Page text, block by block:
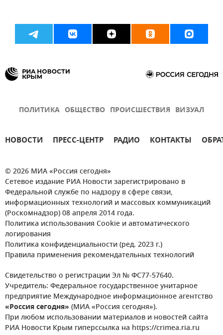
ПОЛИТИКА ОБЩЕСТВО ПРОИСШЕСТВИЯ ВИЗУАЛ
НОВОСТИ ПРЕСС-ЦЕНТР РАДИО КОНТАКТЫ
© 2026 МИА «Россия сегодня»
Сетевое издание РИА Новости зарегистрировано в
Федеральной службе по надзору в сфере связи,
информационных технологий и массовых коммуникаций
(Роскомнадзор) 08 апреля 2014 года.
Политика использования Cookie и автоматического
логирования
Политика конфиденциальности (ред. 2023 г.)
Правила применения рекомендательных технологий
Свидетельство о регистрации Эл № ФС77-57640.
Учредитель: Федеральное государственное унитарное
предприятие Международное информационное агентство
«Россия сегодня» (МИА «Россия сегодня»).
При любом использовании материалов и новостей сайта
РИА Новости Крым гиперссылка на https://crimea.ria.ru